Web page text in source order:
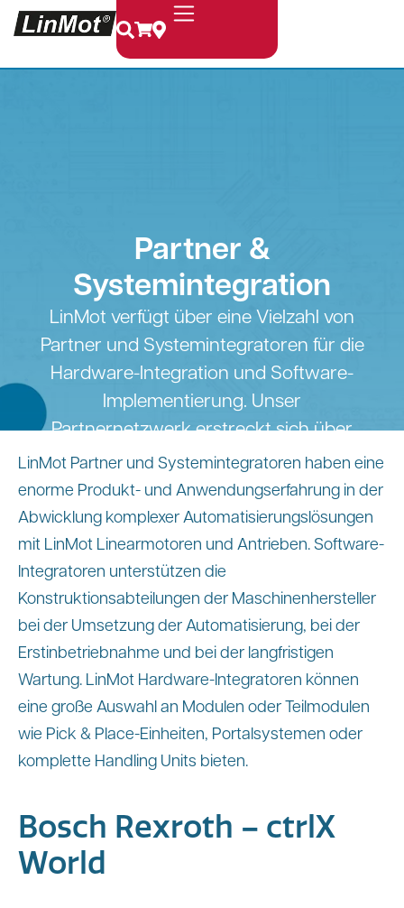
Partner &
Systemintegration
LinMot verfügt über eine Vielzahl von
Partner und Systemintegratoren für die
Hardware-Integration und Software-
Implementierung. Unser
Partnernetzwerk erstreckt sich über
sämtliche Kontinente.
LinMot Partner und Systemintegratoren haben eine
enorme Produkt- und Anwendungserfahrung in der
Abwicklung komplexer Automatisierungslösungen
mit LinMot Linearmotoren und Antrieben. Software-
Integratoren unterstützen die
Konstruktionsabteilungen der Maschinenhersteller
bei der Umsetzung der Automatisierung, bei der
Erstinbetriebnahme und bei der langfristigen
Wartung. LinMot Hardware-Integratoren können
eine große Auswahl an Modulen oder Teilmodulen
wie Pick & Place-Einheiten, Portalsystemen oder
komplette Handling Units bieten.
Bosch Rexroth – ctrlX
World